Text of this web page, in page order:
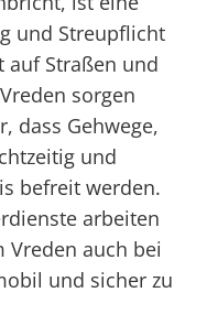
und Streupflicht
auf Straßen und
sorgen
dass Gehwege,
und
befreit werden.
arbeiten
Vreden auch bei
und sicher zu